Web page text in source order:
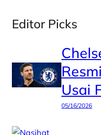
Editor Picks
Usai
05/16/2026